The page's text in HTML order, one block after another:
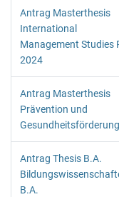
Antrag Masterthesis
International
Management Studies
2024
Antrag Masterthesis
Prävention und
Gesundheitsförderung
Antrag Thesis B.A.
B.A.